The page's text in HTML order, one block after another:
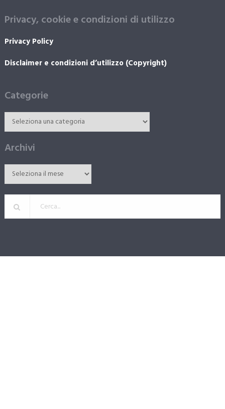
Privacy, cookie e condizioni di utilizzo
Privacy Policy
Disclaimer e condizioni d’utilizzo (Copyright)
Categorie
Archivi